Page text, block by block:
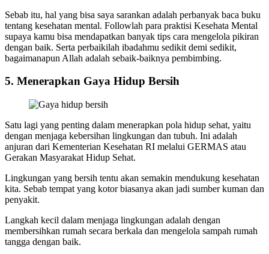
Sebab itu, hal yang bisa saya sarankan adalah perbanyak baca buku
tentang kesehatan mental. Followlah para praktisi Kesehata Mental
supaya kamu bisa mendapatkan banyak tips cara mengelola pikiran
dengan baik. Serta perbaikilah ibadahmu sedikit demi sedikit,
bagaimanapun Allah adalah sebaik-baiknya pembimbing.
5. Menerapkan Gaya Hidup Bersih
Satu lagi yang penting dalam menerapkan pola hidup sehat, yaitu
dengan menjaga kebersihan lingkungan dan tubuh. Ini adalah
anjuran dari Kementerian Kesehatan RI melalui GERMAS atau
Gerakan Masyarakat Hidup Sehat.
Lingkungan yang bersih tentu akan semakin mendukung kesehatan
kita. Sebab tempat yang kotor biasanya akan jadi sumber kuman dan
penyakit.
Langkah kecil dalam menjaga lingkungan adalah dengan
membersihkan rumah secara berkala dan mengelola sampah rumah
tangga dengan baik.